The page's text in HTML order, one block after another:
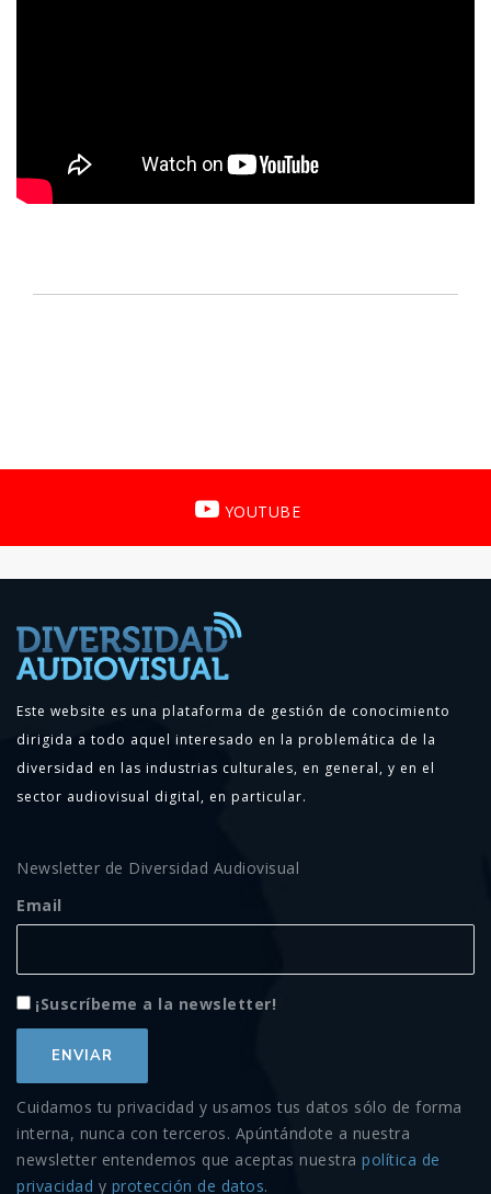
YOUTUBE
Este website es una plataforma de gestión de conocimiento
dirigida a todo aquel interesado en la problemática de la
diversidad en las industrias culturales, en general, y en el
sector audiovisual digital, en particular.
Newsletter de Diversidad Audiovisual
Email
¡Suscríbeme a la newsletter!
Cuidamos tu privacidad y usamos tus datos sólo de forma
interna, nunca con terceros. Apúntándote a nuestra
newsletter entendemos que aceptas nuestra política de
privacidad y protección de datos.